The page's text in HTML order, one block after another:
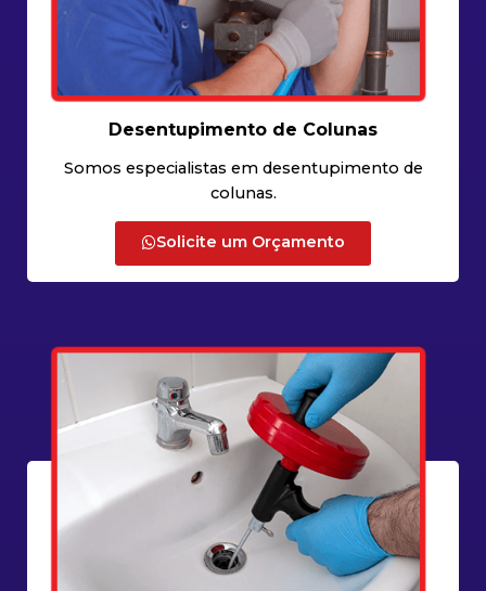
Desentupimento de Colunas
Somos especialistas em desentupimento de
colunas.
Solicite um Orçamento